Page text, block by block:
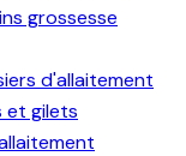
grossesse
d'allaitement
et gilets